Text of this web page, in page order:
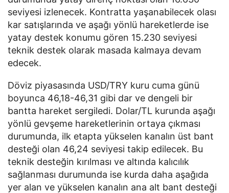
seviyesi izlenecek. Kontratta yaşanabilecek olası
kar satışlarında ve aşağı yönlü hareketlerde ise
yatay destek konumu gören 15.230 seviyesi
teknik destek olarak masada kalmaya devam
edecek.
Döviz piyasasında USD/TRY kuru cuma günü
boyunca 46,18-46,31 gibi dar ve dengeli bir
bantta hareket sergiledi. Dolar/TL kurunda aşağı
yönlü gevşeme hareketlerinin ortaya çıkması
durumunda, ilk etapta yükselen kanalın üst bant
desteği olan 46,24 seviyesi takip edilecek. Bu
teknik desteğin kırılması ve altında kalıcılık
sağlanması durumunda ise kurda daha aşağıda
yer alan ve yükselen kanalın ana alt bant desteği